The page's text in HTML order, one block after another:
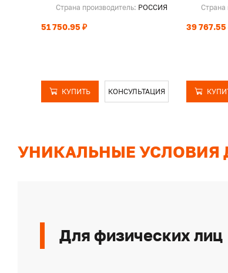
Страна производитель: РОССИЯ
51 750.95 ₽
КУПИТЬ КОНСУЛЬТАЦИЯ
Страна
39 767.55
УНИКАЛЬНЫЕ УСЛОВИЯ
Для физических лиц